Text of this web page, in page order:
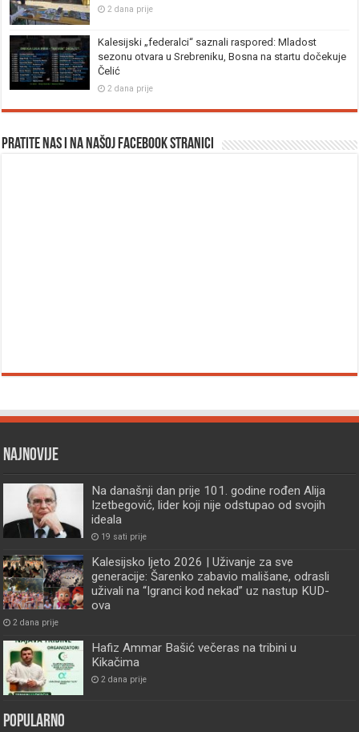
2 dana prije
Kalesijski „federalci“ saznali raspored: Mladost
sezonu otvara u Srebreniku, Bosna na startu dočekuje
Čelić
2 dana prije
Pratite nas i na našoj facebook stranici
Najnovije
Na današnji dan prije 101. godine rođen Alija
Izetbegović, lider koji nije odstupao od svojih
ideala
19 sati prije
Kalesijsko ljeto 2026 | Uživanje za sve
generacije: Šarenko zabavio mališane, odrasli
uživali na “Igranci kod nekad” uz nastup KUD-
ova
2 dana prije
Hafiz Ammar Bašić večeras na tribini u
Kikačima
2 dana prije
Popularno